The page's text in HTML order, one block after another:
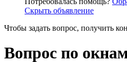
Скрыть объявление
Чтобы задать вопрос, получить
Вопрос по